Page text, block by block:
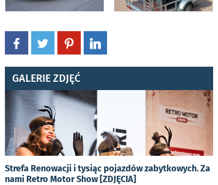
GALERIE ZDJĘĆ
Strefa Renowacji i tysiąc pojazdów zabytkowych. Za
nami Retro Motor Show [ZDJĘCIA]